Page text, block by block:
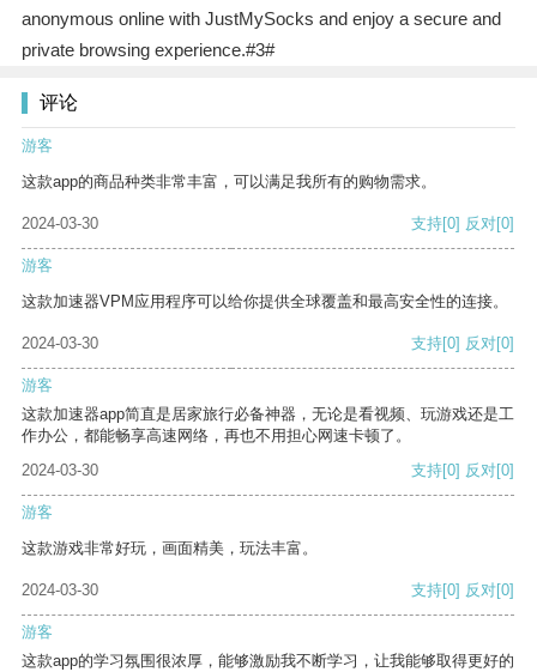
anonymous online with JustMySocks and enjoy a secure and
private browsing experience.#3#
评论
游客
这款app的商品种类非常丰富，可以满足我所有的购物需求。
2024-03-30 支持[0] 反对[0]
游客
这款加速器VPM应用程序可以给你提供全球覆盖和最高安全性的连接。
2024-03-30 支持[0] 反对[0]
游客
这款加速器app简直是居家旅行必备神器，无论是看视频、玩游戏还是工
作办公，都能畅享高速网络，再也不用担心网速卡顿了。
2024-03-30
支持[0] 反对[0]
游客
这款游戏非常好玩，画面精美，玩法丰富。
2024-03-30 支持[0] 反对[0]
游客
这款app的学习氛围很浓厚，能够激励我不断学习，让我能够取得更好的